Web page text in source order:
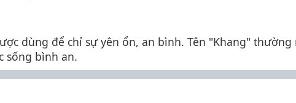
dùng để chỉ sự yên ổn, an bình. Tên "Khang"
sống bình an.